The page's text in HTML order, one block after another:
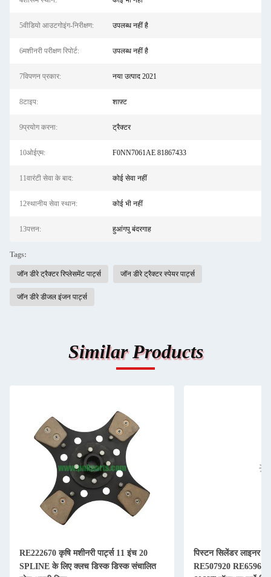
5वीडियो आउटगोइंग-निरीक्षण: उपलब्ध नहीं है
6मशीनरी परीक्षण रिपोर्ट: उपलब्ध नहीं है
7विपणन प्रकार: नया उत्पाद 2021
8टाइप: शाफ़्ट
9प्रयोग करना: ट्रैक्टर
10ओईएम: F0NN7061AE 81867433
11वारंटी सेवा के बाद: कोई सेवा नहीं
12स्थानीय सेवा स्थान: कोई भी नहीं
13पत्तन: हुआंगपु बंदरगाह
Tags:
जॉन डीरे ट्रैक्टर रिप्लेसमेंट पार्ट्स जॉन डीरे ट्रैक्टर स्पेयर पार्ट्स
जॉन डीरे डीजल इंजन पार्ट्स
Similar Products
RE222670 कृषि मशीनरी पार्ट्स 11 इंच 20
SPLINE के लिए क्लच डिस्क डिस्क संचालित
पिस्टन सिलेंडर लाइनर
RE507920 RE65967